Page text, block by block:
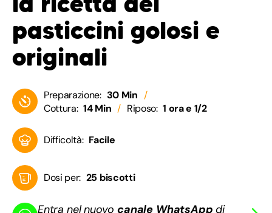
pasticcini golosi e
originali
Preparazione: 30 Min
Cottura: 14 Min Riposo: 1 ora e 1/2
Difficoltà: Facile
Dosi per: 25 biscotti
Entra nel nuovocanale WhatsApp di